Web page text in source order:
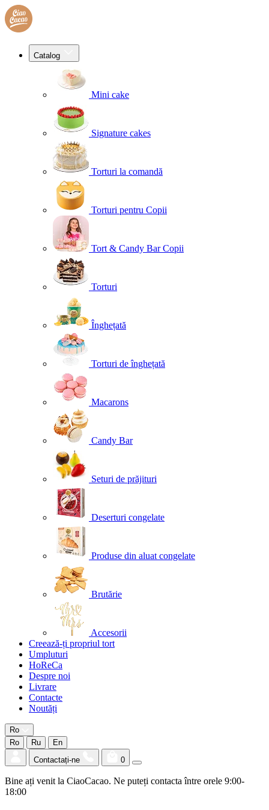
Catalog
Mini cake
Signature cakes
Torturi la comandă
Torturi pentru Copii
Tort & Candy Bar Copii
Torturi
Înghețată
Torturi de înghețată
Macarons
Candy Bar
Seturi de prăjituri
Deserturi congelate
Produse din aluat congelate
Brutărie
Accesorii
Creează-ți propriul tort
Umpluturi
HoReCa
Despre noi
Livrare
Contacte
Noutăți
Ro
Ro
Ru
En
Contactați-ne
0
Bine ați venit la CiaoCacao. Ne puteți contacta între orele 9:00-
18:00